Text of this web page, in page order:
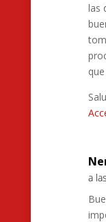
las
a